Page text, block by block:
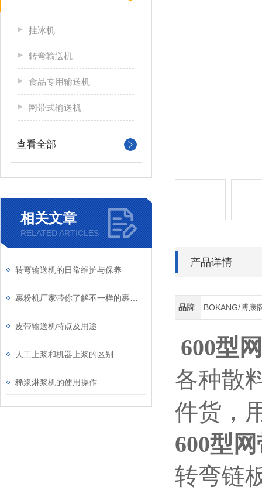
挂冰机
转弯输送机
食品专用输送机
网带式输送机
查看全部
相关文章
RELATED ARTICLES
转弯输送机的日常维护与保养
皮带输送机特点及用途
人工上浆和机器上浆的区别
稀浆淋浆机的使用操作
产品详情
品牌 BOKANG/博康
600型
各种散
件货，
600型
转弯链